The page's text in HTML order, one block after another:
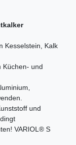
Kesselstein, Kalk
Küchen- und
und
VARIOL® S